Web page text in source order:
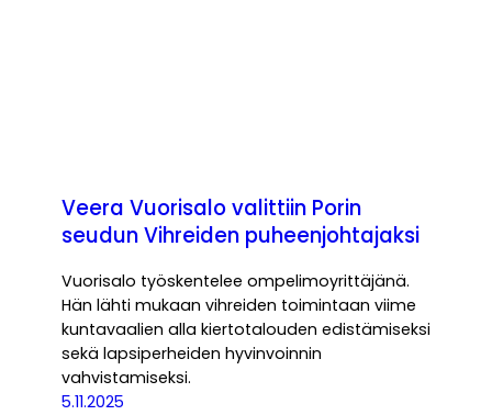
Veera Vuorisalo valittiin Porin
seudun Vihreiden puheenjohtajaksi
Vuorisalo työskentelee ompelimoyrittäjänä.
Hän lähti mukaan vihreiden toimintaan viime
kuntavaalien alla kiertotalouden edistämiseksi
sekä lapsiperheiden hyvinvoinnin
vahvistamiseksi.
5.11.2025